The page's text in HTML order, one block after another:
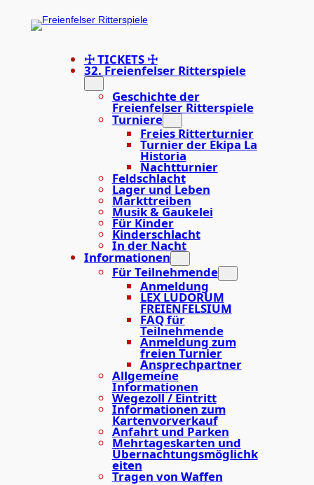
☩ TICKETS ☩
32. Freienfelser Ritterspiele
Geschichte der
Freienfelser Ritterspiele
Turniere
Freies Ritterturnier
Turnier der Ekipa La
Historia
Nachtturnier
Feldschlacht
Lager und Leben
Markttreiben
Musik & Gaukelei
Für Kinder
Kinderschlacht
In der Nacht
Informationen
Für Teilnehmende
Anmeldung
LEX LUDORUM
FREIENFELSIUM
FAQ für
Teilnehmende
Anmeldung zum
freien Turnier
Ansprechpartner
Allgemeine
Informationen
Wegezoll / Eintritt
Informationen zum
Kartenvorverkauf
Anfahrt und Parken
Mehrtageskarten und
Übernachtungsmöglichk
eiten
Tragen von Waffen